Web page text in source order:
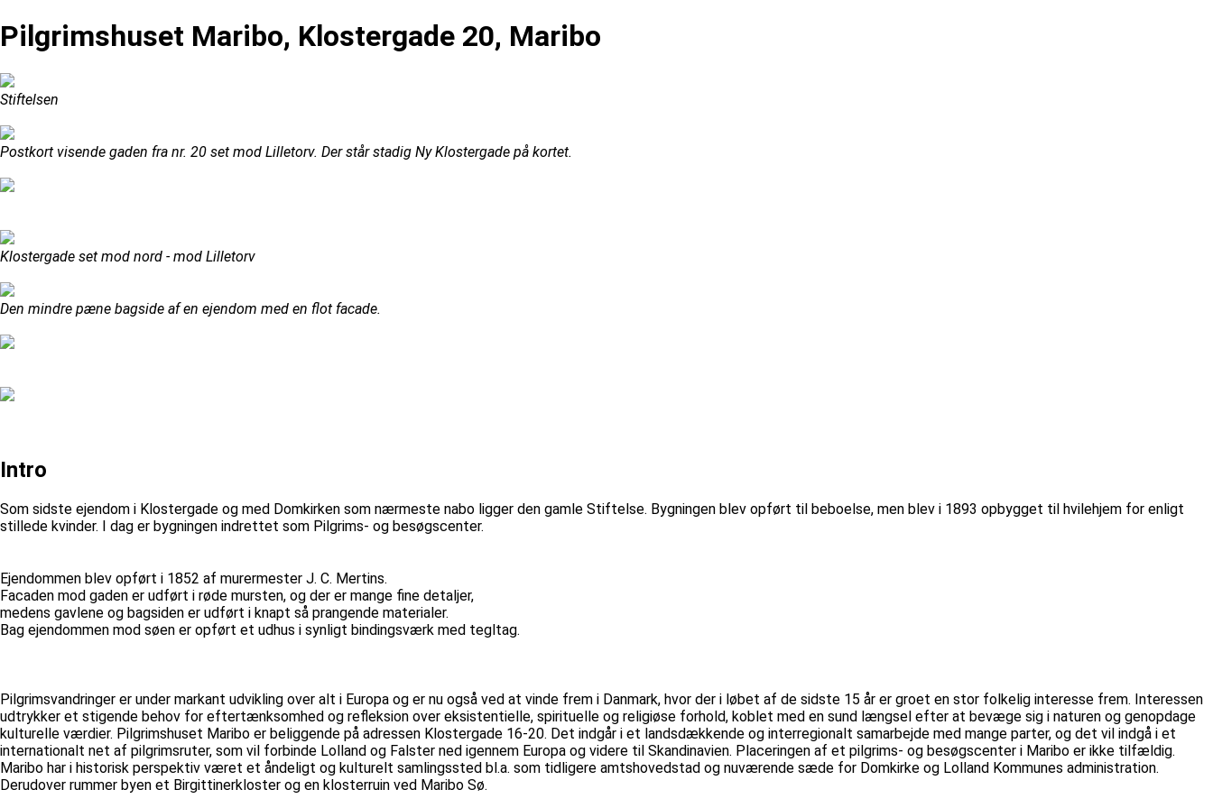
Pilgrimshuset Maribo, Klostergade 20, Maribo
Stiftelsen
Postkort visende gaden fra nr. 20 set mod Lilletorv. Der står stadig Ny Klostergade på kortet.
Klostergade set mod nord - mod Lilletorv
Den mindre pæne bagside af en ejendom med en flot facade.
Intro
Som sidste ejendom i Klostergade og med Domkirken som nærmeste nabo ligger den gamle Stiftelse. Bygningen blev opført til beboelse, men blev i 1893 opbygget til hvilehjem for enligt
stillede kvinder. I dag er bygningen indrettet som Pilgrims- og besøgscenter.
Ejendommen blev opført i 1852 af murermester J. C. Mertins.
Facaden mod gaden er udført i røde mursten, og der er mange fine detaljer,
medens gavlene og bagsiden er udført i knapt så prangende materialer.
Bag ejendommen mod søen er opført et udhus i synligt bindingsværk med tegltag.
Pilgrimsvandringer er under markant udvikling over alt i Europa og er nu også ved at vinde frem i Danmark, hvor der i løbet af de sidste 15 år er groet en stor folkelig interesse frem. Interessen
udtrykker et stigende behov for eftertænksomhed og refleksion over eksistentielle, spirituelle og religiøse forhold, koblet med en sund længsel efter at bevæge sig i naturen og genopdage
kulturelle værdier. Pilgrimshuset Maribo er beliggende på adressen Klostergade 16-20. Det indgår i et landsdækkende og interregionalt samarbejde med mange parter, og det vil indgå i et
internationalt net af pilgrimsruter, som vil forbinde Lolland og Falster ned igennem Europa og videre til Skandinavien. Placeringen af et pilgrims- og besøgscenter i Maribo er ikke tilfældig.
Maribo har i historisk perspektiv været et åndeligt og kulturelt samlingssted bl.a. som tidligere amtshovedstad og nuværende sæde for Domkirke og Lolland Kommunes administration.
Derudover rummer byen et Birgittinerkloster og en klosterruin ved Maribo Sø.